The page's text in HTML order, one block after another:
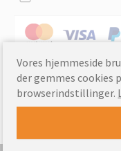
Levere
Vores hjemmeside
der gemmes cookies
browserindstillinger.